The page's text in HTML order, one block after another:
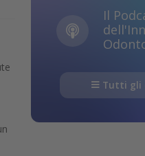
Il
Tutti gli